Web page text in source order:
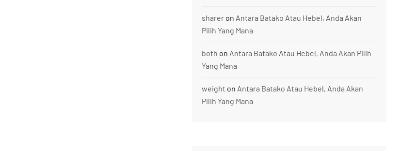
shareron Antara Batako Atau Hebel, Anda Akan
Pilih Yang Mana
both on Antara Batako Atau Hebel, Anda Akan Pilih
Yang Mana
weight on Antara Batako Atau Hebel, Anda Akan
Pilih Yang Mana